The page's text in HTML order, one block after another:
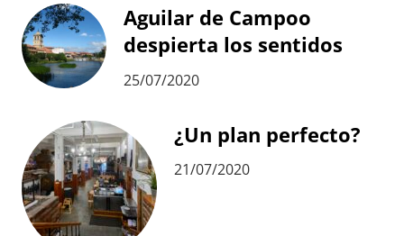
Aguilar de Campoo
despierta los sentidos
25/07/2020
¿Un plan perfecto?
21/07/2020